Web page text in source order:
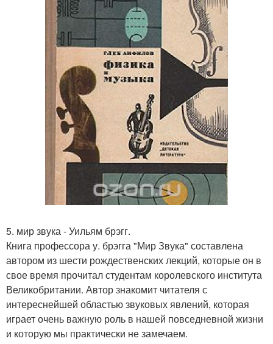
5. мир звука - Уильям брэгг.
Книга профессора у. брэгга "Мир Звука" составлена
автором из шести рождественских лекций, которые он в
свое время прочитал студентам королевского института
Великобритании. Автор знакомит читателя с
интереснейшей областью звуковых явлений, которая
играет очень важную роль в нашей повседневной жизни
и которую мы практически не замечаем.